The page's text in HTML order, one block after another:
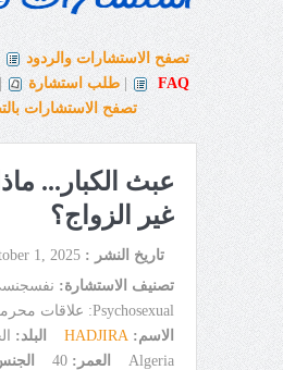
تصفح الاستشارات والردود
FAQ
طلب استشارة
تصفح الاستشارات
عبث الكبار...
غير الزواج؟
تاريخ النشر : 1, 2025
تصنيف الاستشارة:
Psychosexual: علاقات محرمة
الاسم: HADJIRA البلد:
Algeria
العمر: 40